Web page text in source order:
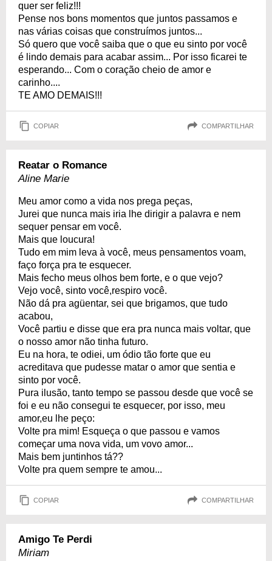
quer ser feliz!!!
Pense nos bons momentos que juntos passamos e
nas várias coisas que construímos juntos...
Só quero que você saiba que o que eu sinto por você
é lindo demais para acabar assim... Por isso ficarei te
esperando... Com o coração cheio de amor e
carinho....
TE AMO DEMAIS!!!
COPIAR COMPARTILHAR
Reatar o Romance
Aline Marie
Meu amor como a vida nos prega peças,
Jurei que nunca mais iria lhe dirigir a palavra e nem
sequer pensar em você.
Mais que loucura!
Tudo em mim leva à você, meus pensamentos voam,
faço força pra te esquecer.
Mais fecho meus olhos bem forte, e o que vejo?
Vejo você, sinto você,respiro você.
Não dá pra agüentar, sei que brigamos, que tudo
acabou,
Você partiu e disse que era pra nunca mais voltar, que
o nosso amor não tinha futuro.
Eu na hora, te odiei, um ódio tão forte que eu
acreditava que pudesse matar o amor que sentia e
sinto por você.
Pura ilusão, tanto tempo se passou desde que você se
foi e eu não consegui te esquecer, por isso, meu
amor,eu lhe peço:
Volte pra mim! Esqueça o que passou e vamos
começar uma nova vida, um vovo amor...
Mais bem juntinhos tá??
Volte pra quem sempre te amou...
COPIAR COMPARTILHAR
Amigo Te Perdi
Miriam